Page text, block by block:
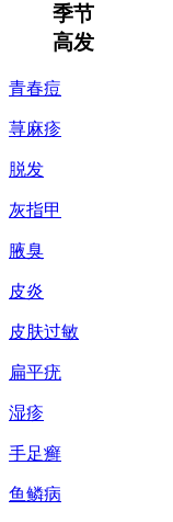
季节
高发
青春痘
荨麻疹
脱发
灰指甲
腋臭
皮炎
皮肤过敏
扁平疣
湿疹
手足癣
鱼鳞病